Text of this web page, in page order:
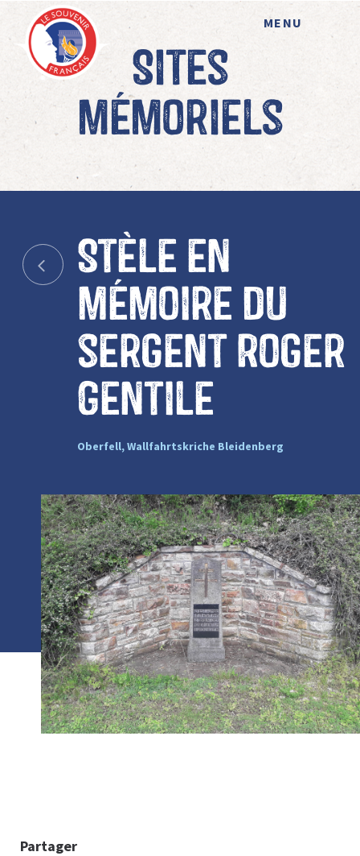
MENU
Sites
mémoriels
Stèle en
mémoire du
sergent Roger
Gentile
Oberfell, Wallfahrtskriche Bleidenberg
Partager